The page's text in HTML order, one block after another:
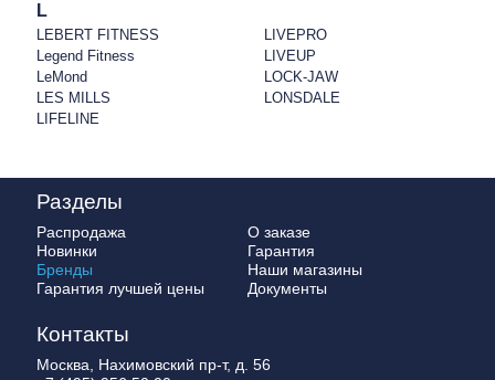
L
LEBERT FITNESS
Legend Fitness
LeMond
LES MILLS
LIFELINE
LIVEPRO
LIVEUP
LOCK-JAW
LONSDALE
Разделы
Распродажа
Новинки
Бренды
Гарантия лучшей цены
О заказе
Гарантия
Наши магазины
Документы
Контакты
Москва, Нахимовский пр-т, д. 56